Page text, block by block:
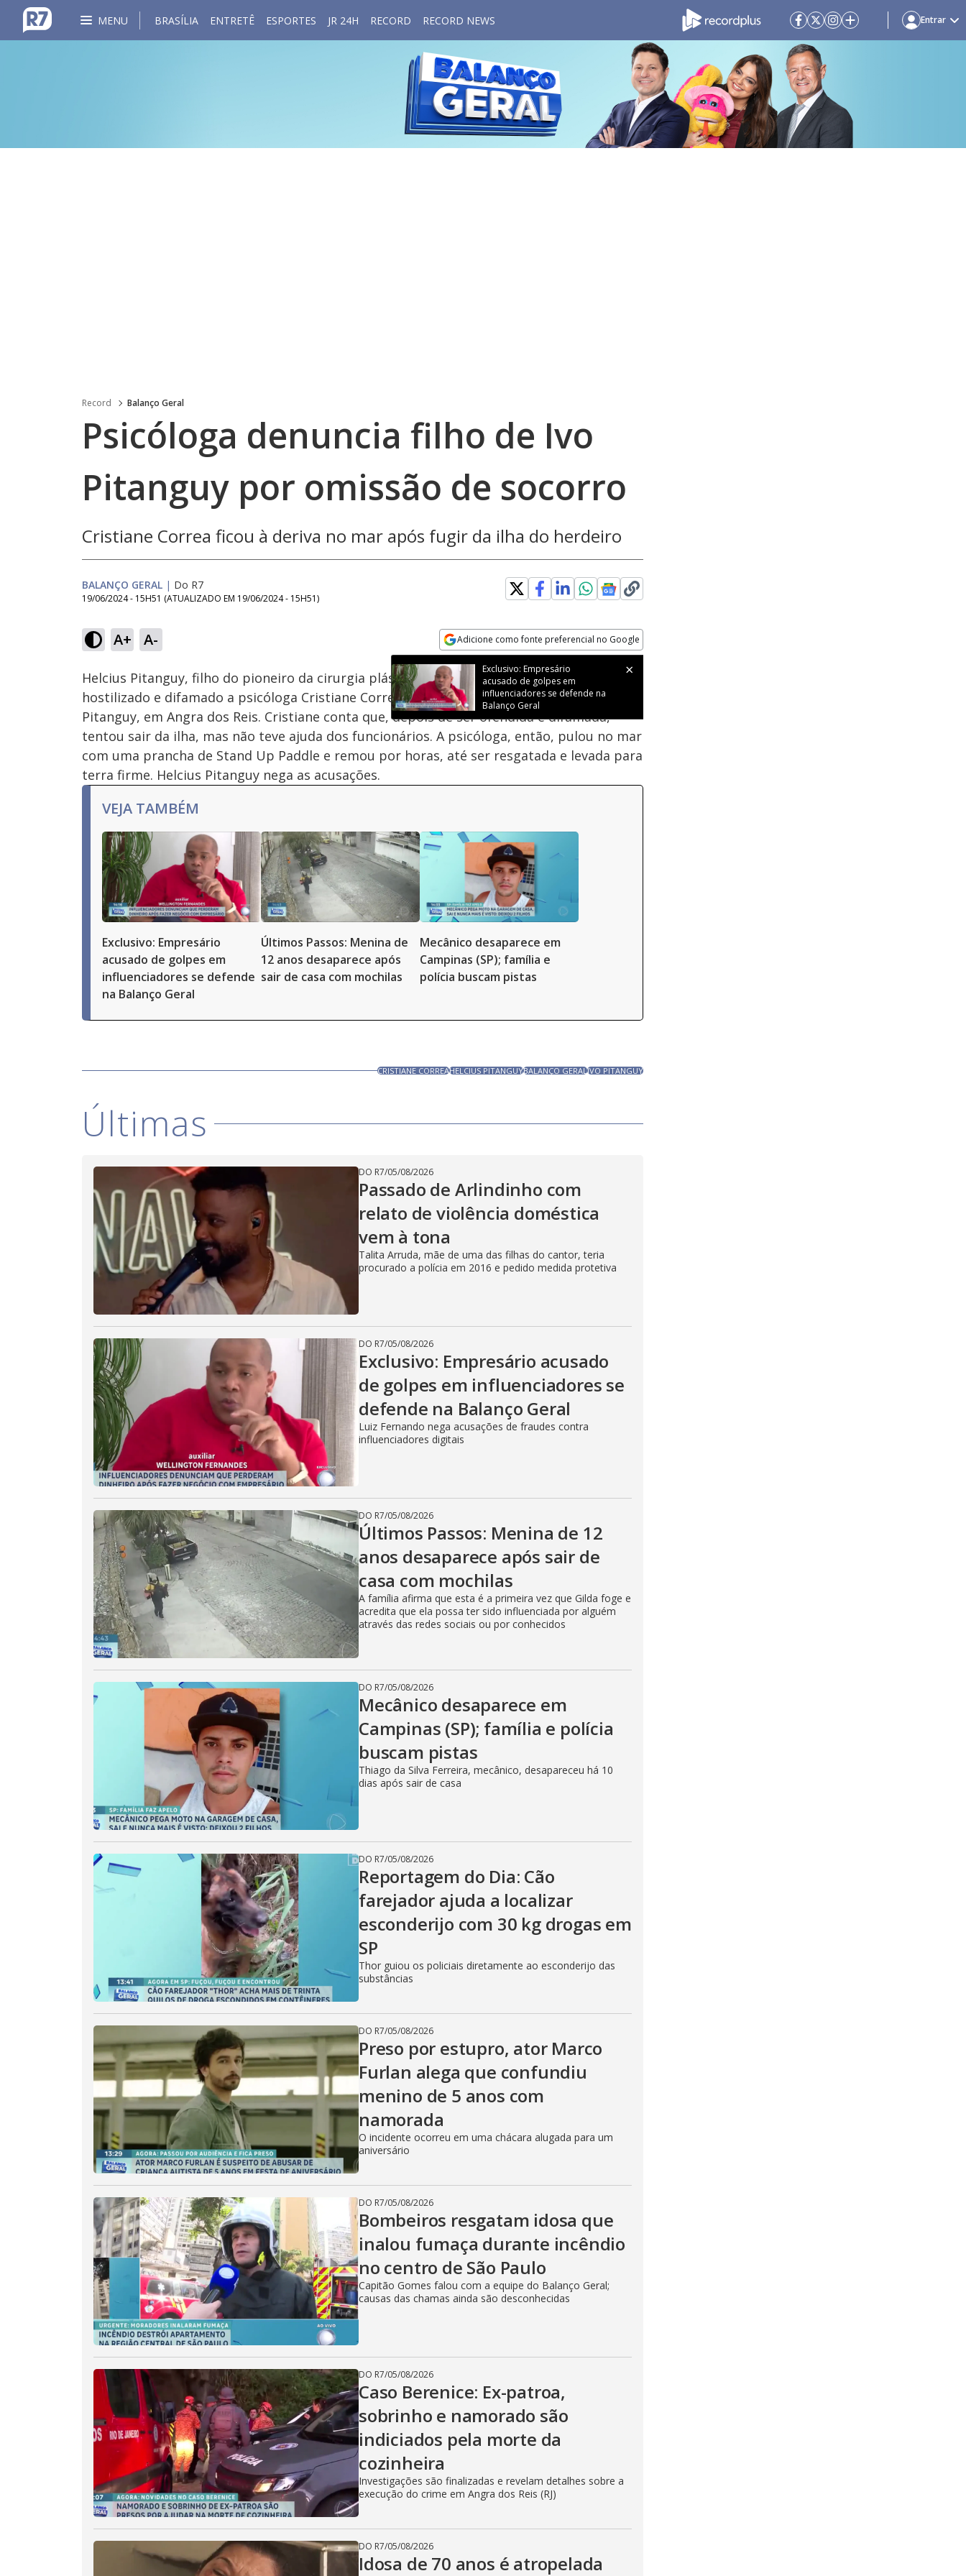
MENU BRASÍLIA ENTRETÊ ESPORTES JR 24H RECORD RECORD NEWS Entrar
Record Balanço Geral
Psicóloga denuncia filho de Ivo
Pitanguy por omissão de socorro
Cristiane Correa ficou à deriva no mar após fugir da ilha do herdeiro
BALANÇO GERAL | Do R7
19/06/2024 - 15H51 (ATUALIZADO EM 19/06/2024 - 15H51)
A+ A- Adicione como fonte preferencial no Google
Opens in new window
Exclusivo: Empresário
acusado de golpes em
influenciadores se defende na
Balanço Geral
Ativar
Som
19.41%
Velocidade
Helcius Pitanguy, filho do pioneiro da cirurgia plástica, Ivo Pitanguy, é suspeito de ter
hostilizado e difamado a psicóloga Cristiane Correa, durante um passeio na ilha da família
Pitanguy, em Angra dos Reis. Cristiane conta que, depois de ser ofendida e difamada,
tentou sair da ilha, mas não teve ajuda dos funcionários. A psicóloga, então, pulou no mar
com uma prancha de Stand Up Paddle e remou por horas, até ser resgatada e levada para
terra firme. Helcius Pitanguy nega as acusações.
VEJA TAMBÉM
Exclusivo: Empresário
acusado de golpes em
influenciadores se defende
na Balanço Geral
Últimos Passos: Menina de
12 anos desaparece após
sair de casa com mochilas
Mecânico desaparece em
Campinas (SP); família e
polícia buscam pistas
CRISTIANE CORREAHELCIUS PITANGUYBALANÇO GERALIVO PITANGUY
Últimas
DO R7/05/08/2026
Passado de Arlindinho com
relato de violência doméstica
vem à tona
Talita Arruda, mãe de uma das filhas do cantor, teria
procurado a polícia em 2016 e pedido medida protetiva
DO R7/05/08/2026
Exclusivo: Empresário acusado
de golpes em influenciadores se
defende na Balanço Geral
Luiz Fernando nega acusações de fraudes contra
influenciadores digitais
DO R7/05/08/2026
Últimos Passos: Menina de 12
anos desaparece após sair de
casa com mochilas
A família afirma que esta é a primeira vez que Gilda foge e
acredita que ela possa ter sido influenciada por alguém
através das redes sociais ou por conhecidos
DO R7/05/08/2026
Mecânico desaparece em
Campinas (SP); família e polícia
buscam pistas
Thiago da Silva Ferreira, mecânico, desapareceu há 10
dias após sair de casa
DO R7/05/08/2026
Reportagem do Dia: Cão
farejador ajuda a localizar
esconderijo com 30 kg drogas em
SP
Thor guiou os policiais diretamente ao esconderijo das
substâncias
DO R7/05/08/2026
Preso por estupro, ator Marco
Furlan alega que confundiu
menino de 5 anos com
namorada
O incidente ocorreu em uma chácara alugada para um
aniversário
DO R7/05/08/2026
Bombeiros resgatam idosa que
inalou fumaça durante incêndio
no centro de São Paulo
Capitão Gomes falou com a equipe do Balanço Geral;
causas das chamas ainda são desconhecidas
DO R7/05/08/2026
Caso Berenice: Ex-patroa,
sobrinho e namorado são
indiciados pela morte da
cozinheira
Investigações são finalizadas e revelam detalhes sobre a
execução do crime em Angra dos Reis (RJ)
DO R7/05/08/2026
Idosa de 70 anos é atropelada